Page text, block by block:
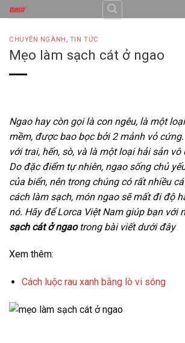
Skip
to
content
CHUYÊN NGÀNH , TIN TỨC
Mẹo làm sạch cát ở ngao
Ngao hay còn gọi là con ngêu, là một
mềm, được bao bọc bởi 2 mảnh vỏ
với trai, hến, sò, và là một loại hải sản vô
Do đặc điểm tự nhiên, ngao sống chủ
của biển, nên trong chúng có rất nhiều
cách làm sạch, món ngao sẽ mất đi độ
nó. Hãy để Lorca Việt Nam giúp bạn với
sạch cát ở ngaotrong bài viết dưới đây
Xem thêm:
Cách luộc rau xanh bằng lò vi sóng